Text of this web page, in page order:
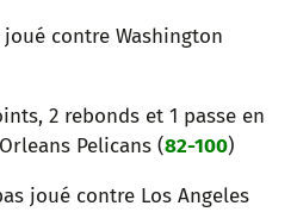
contre Washington
2 rebonds et 1 passe en
Pelicans (82-100)
joué contre Los Angeles